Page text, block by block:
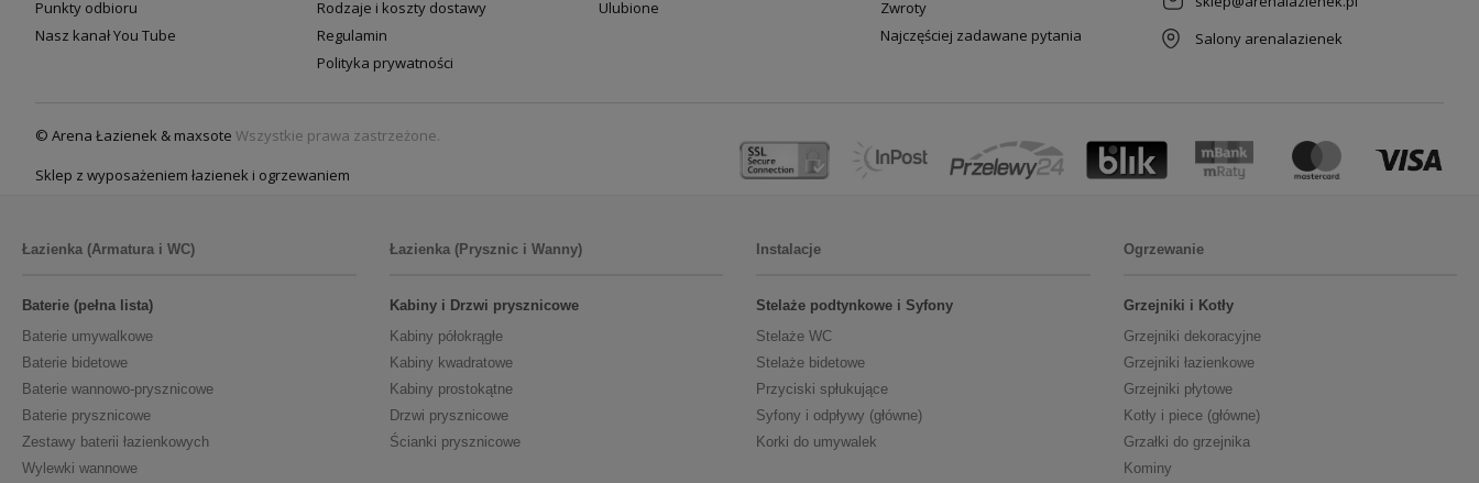
Punkty odbioru
Nasz kanał You Tube
Rodzaje i koszty dostawy
Regulamin
Polityka prywatności
Ulubione
Zwroty
Najczęściej zadawane pytania
Salony arenalazienek
© Arena Łazienek & maxsote Wszystkie prawa zastrzeżone.
Sklep z wyposażeniem łazienek i ogrzewaniem
Łazienka (Armatura i WC)
Baterie (pełna lista)
Baterie umywalkowe
Baterie bidetowe
Baterie wannowo-prysznicowe
Baterie prysznicowe
Zestawy baterii łazienkowych
Wylewki wannowe
Łazienka (Prysznic i Wanny)
Kabiny i Drzwi prysznicowe
Kabiny półokrągłe
Kabiny kwadratowe
Kabiny prostokątne
Drzwi prysznicowe
Ścianki prysznicowe
Instalacje
Stelaże podtynkowe i Syfony
Stelaże WC
Stelaże bidetowe
Przyciski spłukujące
Syfony i odpływy (główne)
Korki do umywalek
Ogrzewanie
Grzejniki i Kotły
Grzejniki dekoracyjne
Grzejniki łazienkowe
Grzejniki płytowe
Kotły i piece (główne)
Grzałki do grzejnika
Kominy